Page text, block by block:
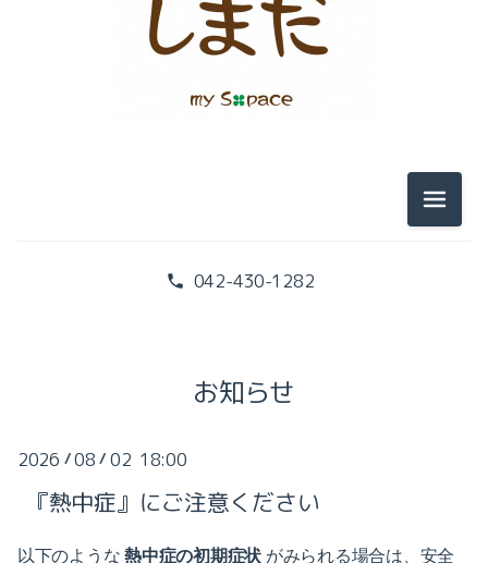
2026-08（2）
2025-12（2）
2025-10（5）
2025-09（1）
042-430-1282
メニュ
お知らせ
2026 /08 / 02 18:00
『熱中症』にご注意ください
以下のような熱中症の初期症状 がみられる場合は、安全